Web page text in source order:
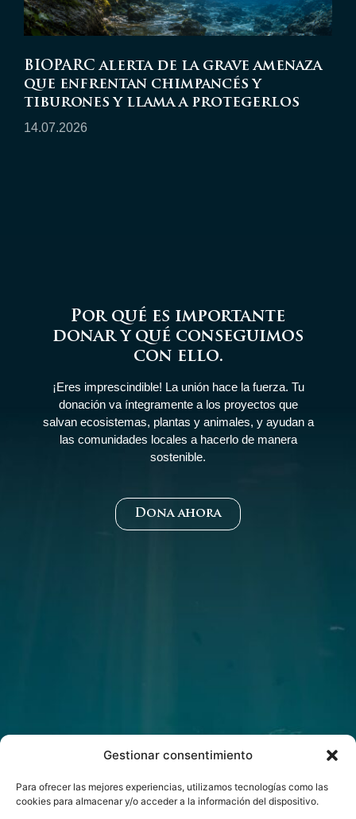
Gestionar consentimiento
Para ofrecer las mejores experiencias, utilizamos tecnologías como las
cookies para almacenar y/o acceder a la información del dispositivo.
BIOPARC alerta de la grave amenaza
que enfrentan chimpancés y
tiburones y llama a protegerlos
14.07.2026
Por qué es importante
donar y qué conseguimos
con ello.
¡Eres imprescindible! La unión hace la fuerza. Tu
donación va íntegramente a los proyectos que
salvan ecosistemas, plantas y animales, y ayudan a
las comunidades locales a hacerlo de manera
sostenible.
Dona ahora